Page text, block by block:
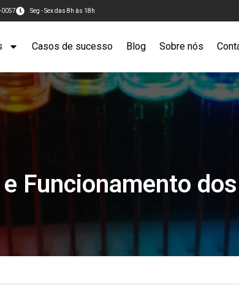
0057 Seg - Sex das 8h às 18h
Casos de sucesso Blog Sobre nós
Funcionamento